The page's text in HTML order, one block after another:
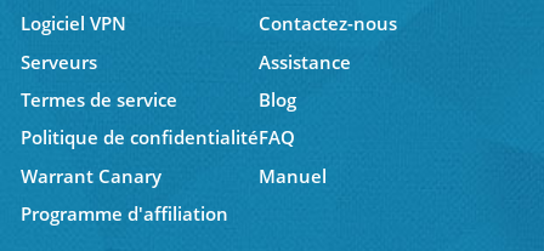
Logiciel VPN
Contactez-nous
Serveurs
Assistance
Termes de service
Blog
Politique de confidentialitéFAQ
Warrant Canary
Manuel
Programme d'affiliation